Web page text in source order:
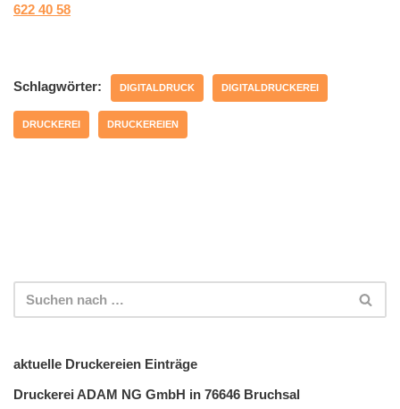
622 40 58
Schlagwörter: DIGITALDRUCK DIGITALDRUCKEREI
DRUCKEREI DRUCKEREIEN
aktuelle Druckereien Einträge
Druckerei ADAM NG GmbH in 76646 Bruchsal